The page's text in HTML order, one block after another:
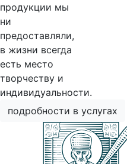
продукции мы
ни
предоставляли,
в жизни всегда
есть место
творчеству и
индивидуальности.
подробности в услугах